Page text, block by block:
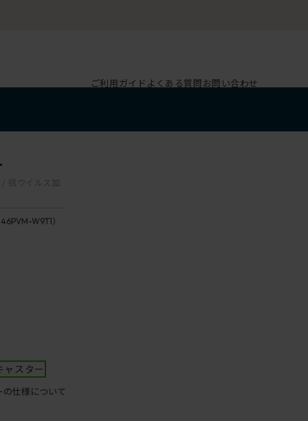
ご利用ガイド よくある質問お問い合わせ
抗ウイルス加
W9T1）
ャスター
の仕様について